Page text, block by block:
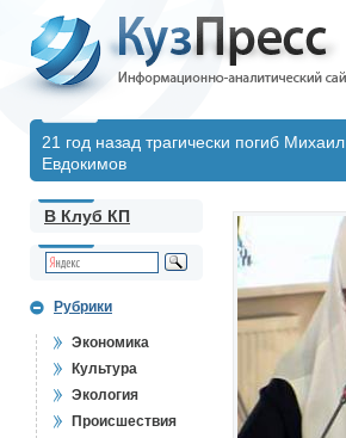
21 год назад трагически погиб Михаил
Евдокимов
В Клуб КП
Рубрики
Экономика
Культура
Экология
Происшествия